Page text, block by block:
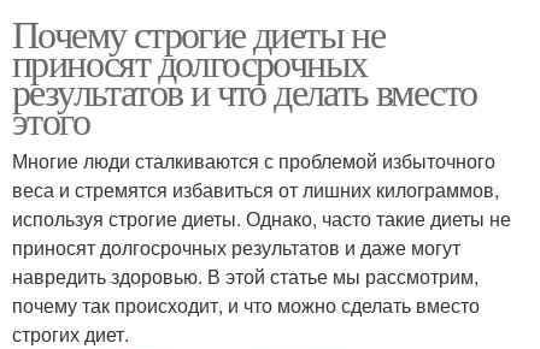
Почему строгие диеты не
приносят долгосрочных
результатов и что делать вместо
этого
Многие люди сталкиваются с проблемой избыточного
веса и стремятся избавиться от лишних килограммов,
используя строгие диеты. Однако, часто такие диеты не
приносят долгосрочных результатов и даже могут
навредить здоровью. В этой статье мы рассмотрим,
почему так происходит, и что можно сделать вместо
строгих диет.